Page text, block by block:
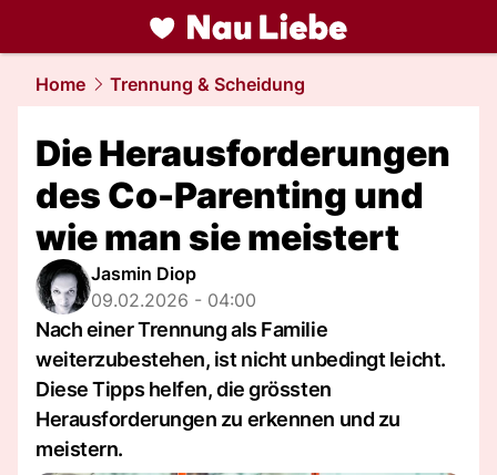
liebe.NAU.ch
Home Trennung & Scheidung
Die Herausforderungen
des Co-Parenting und
wie man sie meistert
Jasmin Diop
09.02.2026 - 04:00
Nach einer Trennung als Familie
weiterzubestehen, ist nicht unbedingt leicht.
Diese Tipps helfen, die grössten
Herausforderungen zu erkennen und zu
meistern.